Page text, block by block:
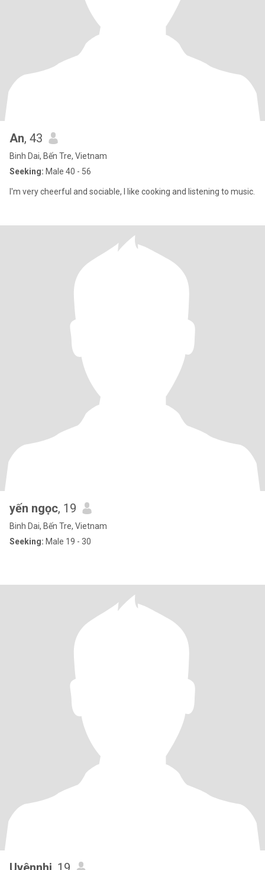
An, 43
Binh Dai, Bến Tre, Vietnam
Seeking: Male 40 - 56
I'm very cheerful and sociable, I like cooking and listening to music.
yến ngọc, 19
Binh Dai, Bến Tre, Vietnam
Seeking: Male 19 - 30